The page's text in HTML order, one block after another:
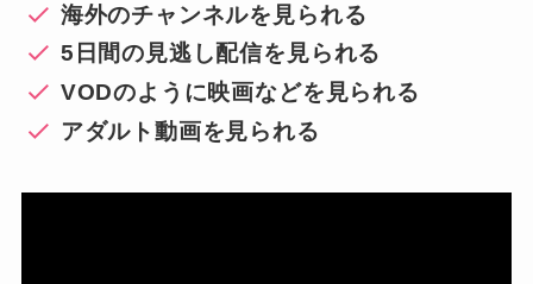
海外のチャンネルを見られる
5日間の見逃し配信を見られる
VODのように映画などを見られる
アダルト動画を見られる